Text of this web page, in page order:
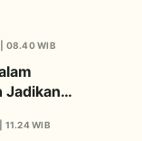
| 08.40 WIB
Jadikan
LGBT
11.24 WIB